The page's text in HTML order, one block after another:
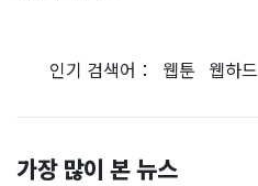
인기 검색어： 웹툰 웹하드
가장 많이 본 뉴스